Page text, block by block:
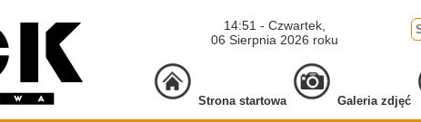
14:51 - Czwartek,
06 Sierpnia 2026 roku
Galeria zdjęć
Strona startowa